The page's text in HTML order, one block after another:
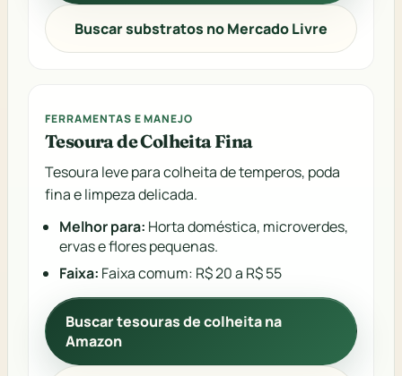
Buscar substratos no Mercado Livre
FERRAMENTAS E MANEJO
Tesoura de Colheita Fina
Tesoura leve para colheita de temperos, poda
fina e limpeza delicada.
Melhor para: Horta doméstica, microverdes,
ervas e flores pequenas.
Faixa: Faixa comum: R$ 20 a R$ 55
Buscar tesouras de colheita na
Amazon